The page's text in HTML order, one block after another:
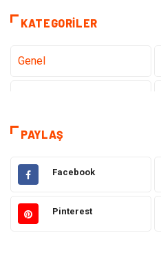
KATEGORILER
Genel
Dekorasyon
Bakım Güzellik
Hukuk
PAYLAŞ
Facebook
Pinterest